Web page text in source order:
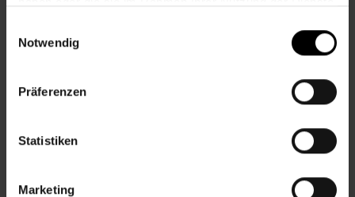
Notwendig
Präferenzen
Statistiken
Marketing
+43 1 512 36 61-3300
nachbarschaftszentren.wien
U3/U6 – Westbahnhof